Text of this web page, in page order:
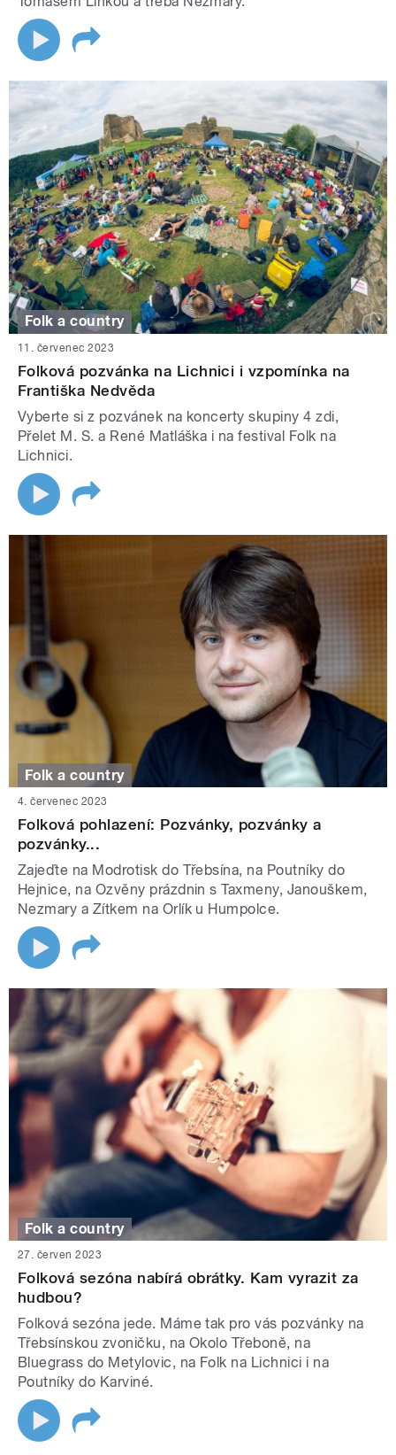
Folk a country
11. červenec 2023
Folková pozvánka na Lichnici i vzpomínka na
Františka Nedvěda
Vyberte si z pozvánek na koncerty skupiny 4 zdi,
Přelet M. S. a René Matláška i na festival Folk na
Lichnici.
Folk a country
4. červenec 2023
Folková pohlazení: Pozvánky, pozvánky a
pozvánky...
Zajeďte na Modrotisk do Třebsína, na Poutníky do
Hejnice, na Ozvěny prázdnin s Taxmeny, Janouškem,
Nezmary a Zítkem na Orlík u Humpolce.
Folk a country
27. červen 2023
Folková sezóna nabírá obrátky. Kam vyrazit za
hudbou?
Folková sezóna jede. Máme tak pro vás pozvánky na
Třebsínskou zvoničku, na Okolo Třeboně, na
Bluegrass do Metylovic, na Folk na Lichnici i na
Poutníky do Karviné.